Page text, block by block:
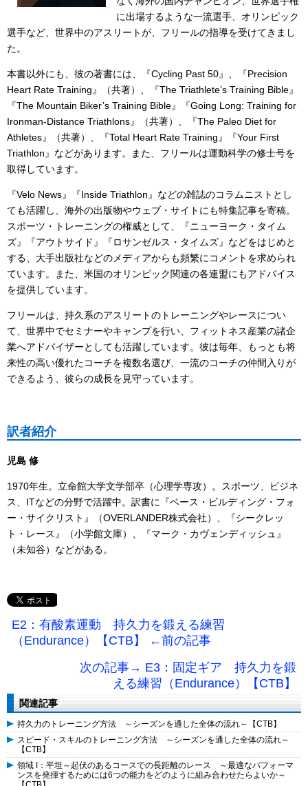
に出場するような一流選手、オリンピック
選手など、世界中のアスリートが、フリールの指導を受けてきまし
た。
本書以外にも、彼の著書には、『Cycling Past 50』、『Precision
Heart Rate Training』（共著）、『The Triathlete’s Training Bible』
『The Mountain Biker’s Training Bible』『Going Long: Training for
Ironman-Distance Triathlons』（共著）、『The Paleo Diet for
Athletes』（共著）、『Total Heart Rate Training』『Your First
Triathlon』などがあります。また、フリールは運動科学の修士号を
取得しています。
『Velo News』『Inside Triathlon』などの雑誌のコラムニストとし
ても活躍し、海外の出版物やウェブ・サイトにも特集記事を寄稿。
スポーツ・トレーニングの権威として、『ニューヨーク・タイム
ズ』『アウトサイド』『ロサンゼルス・タイムズ』などをはじめと
する、大手出版社などのメディアからも頻繁にコメントを求められ
ています。また、米国のオリンピック関連の各連盟にもアドバイス
を提供しています。
フリールは、持久系のアスリートのトレーニングやレースについ
て、世界中でセミナーやキャンプを行い、フィットネス産業の諸企
業へアドバイザーとしても活躍しています。彼は毎年、もっとも将
来性の高い優れたコーチを複数名選び、一流のコーチの仲間入りが
できるよう、彼らの成長を見守っています。
訳者紹介
児島 修
1970年生。立命館大学文学部卒（心理学専攻）。スポーツ、ビジネ
ス、ITなどの分野で活躍中。訳書に『ベース・ビルディング・フォ
ー・サイクリスト』（OVERLANDER株式会社）、『シークレッ
ト・レース』（小学館文庫）、『マーク・カヴェンディッシュ』
（未知谷）などがある。
E2：有酸素運動 持久力を鍛える練習
（Endurance）【CTB】 ←前の記事
次の記事→ E3：固定ギア 持久力を鍛
える練習（Endurance）【CTB】
関連記事
持久力のトレーニング方法 ～シーズンを通した全体の流れ～【CTB】
スピード・スキルのトレーニング方法 ～シーズンを通した全体の流れ～
【CTB】
領域 I：平坦～起伏のあるコースでの長距離のレース ～最適なパフォーマ
ンスを発揮するためには6つの能力をどのように組み合わせたらよいか～